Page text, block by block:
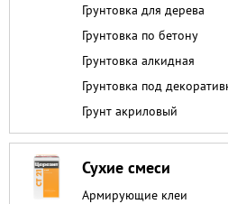
Грунтовка для дерева
Грунтовка по бетону
Грунтовка алкидная
Грунтовка под
Грунт акриловый
Сухие смеси
Армирующие клеи